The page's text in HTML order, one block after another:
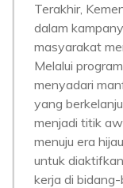
Terakhir,
dalam
masyarakat
Melalui
menyadari
yang
menjadi titik
menuju era
untuk
kerja di